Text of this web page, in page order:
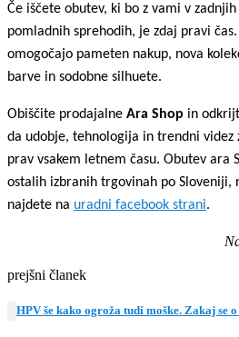
Če iščete obutev, ki bo z vami v
pomladnih sprehodih, je zdaj pravi čas.
omogočajo pameten nakup, nova
barve in sodobne silhuete.
Obiščite prodajalne Ara Shop in
da udobje, tehnologija in trendni videz
prav vsakem letnem času. Obutev ara
ostalih izbranih trgovinah po Sloveniji,
najdete na uradni facebook strani.
prejšni članek
HPV še kako ogroža tudi moške. Zakaj se